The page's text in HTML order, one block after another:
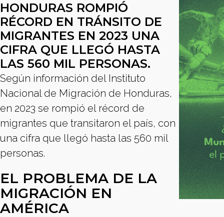
HONDURAS ROMPIÓ
RÉCORD EN TRÁNSITO DE
MIGRANTES EN 2023 UNA
CIFRA QUE LLEGÓ HASTA
LAS 560 MIL PERSONAS.
Según información del Instituto
Nacional de Migración de Honduras,
en 2023 se rompió el récord de
migrantes que transitaron el país, con
una cifra que llegó hasta las 560 mil
personas.
EL PROBLEMA DE LA
MIGRACIÓN EN
AMÉRICA